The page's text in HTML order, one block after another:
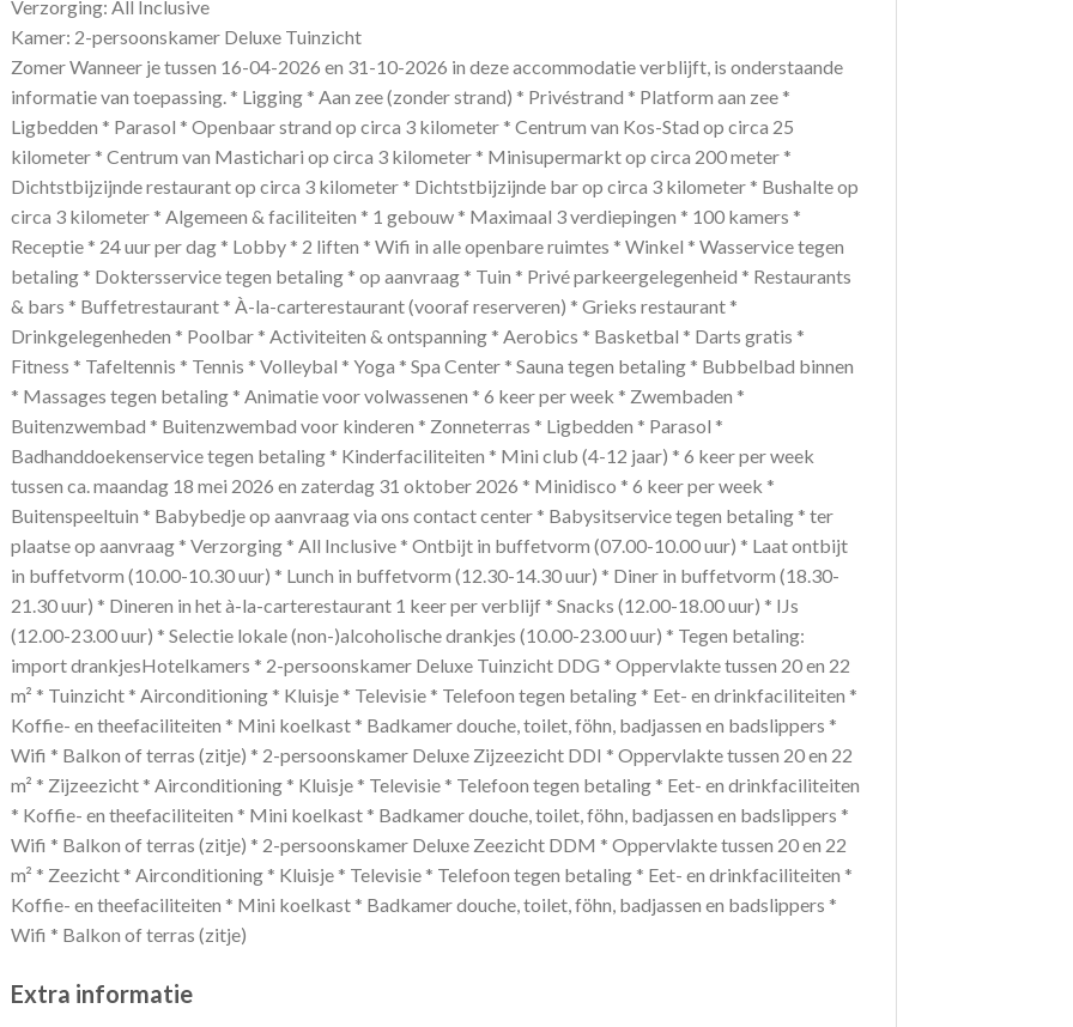
Verzorging: All Inclusive
Kamer: 2-persoonskamer Deluxe Tuinzicht
Zomer Wanneer je tussen 16-04-2026 en 31-10-2026 in deze accommodatie verblijft, is onderstaande
informatie van toepassing. * Ligging * Aan zee (zonder strand) * Privéstrand * Platform aan zee *
Ligbedden * Parasol * Openbaar strand op circa 3 kilometer * Centrum van Kos-Stad op circa 25
kilometer * Centrum van Mastichari op circa 3 kilometer * Minisupermarkt op circa 200 meter *
Dichtstbijzijnde restaurant op circa 3 kilometer * Dichtstbijzijnde bar op circa 3 kilometer * Bushalte op
circa 3 kilometer * Algemeen & faciliteiten * 1 gebouw * Maximaal 3 verdiepingen * 100 kamers *
Receptie * 24 uur per dag * Lobby * 2 liften * Wifi in alle openbare ruimtes * Winkel * Wasservice tegen
betaling * Doktersservice tegen betaling * op aanvraag * Tuin * Privé parkeergelegenheid * Restaurants
& bars * Buffetrestaurant * À-la-carterestaurant (vooraf reserveren) * Grieks restaurant *
Drinkgelegenheden * Poolbar * Activiteiten & ontspanning * Aerobics * Basketbal * Darts gratis *
Fitness * Tafeltennis * Tennis * Volleybal * Yoga * Spa Center * Sauna tegen betaling * Bubbelbad binnen
* Massages tegen betaling * Animatie voor volwassenen * 6 keer per week * Zwembaden *
Buitenzwembad * Buitenzwembad voor kinderen * Zonneterras * Ligbedden * Parasol *
Badhanddoekenservice tegen betaling * Kinderfaciliteiten * Mini club (4-12 jaar) * 6 keer per week
tussen ca. maandag 18 mei 2026 en zaterdag 31 oktober 2026 * Minidisco * 6 keer per week *
Buitenspeeltuin * Babybedje op aanvraag via ons contact center * Babysitservice tegen betaling * ter
plaatse op aanvraag * Verzorging * All Inclusive * Ontbijt in buffetvorm (07.00-10.00 uur) * Laat ontbijt
in buffetvorm (10.00-10.30 uur) * Lunch in buffetvorm (12.30-14.30 uur) * Diner in buffetvorm (18.30-
21.30 uur) * Dineren in het à-la-carterestaurant 1 keer per verblijf * Snacks (12.00-18.00 uur) * IJs
(12.00-23.00 uur) * Selectie lokale (non-)alcoholische drankjes (10.00-23.00 uur) * Tegen betaling:
import drankjesHotelkamers * 2-persoonskamer Deluxe Tuinzicht DDG * Oppervlakte tussen 20 en 22
m² * Tuinzicht * Airconditioning * Kluisje * Televisie * Telefoon tegen betaling * Eet- en drinkfaciliteiten *
Koffie- en theefaciliteiten * Mini koelkast * Badkamer douche, toilet, föhn, badjassen en badslippers *
Wifi * Balkon of terras (zitje) * 2-persoonskamer Deluxe Zijzeezicht DDI * Oppervlakte tussen 20 en 22
m² * Zijzeezicht * Airconditioning * Kluisje * Televisie * Telefoon tegen betaling * Eet- en drinkfaciliteiten
* Koffie- en theefaciliteiten * Mini koelkast * Badkamer douche, toilet, föhn, badjassen en badslippers *
Wifi * Balkon of terras (zitje) * 2-persoonskamer Deluxe Zeezicht DDM * Oppervlakte tussen 20 en 22
m² * Zeezicht * Airconditioning * Kluisje * Televisie * Telefoon tegen betaling * Eet- en drinkfaciliteiten *
Koffie- en theefaciliteiten * Mini koelkast * Badkamer douche, toilet, föhn, badjassen en badslippers *
Wifi * Balkon of terras (zitje)
Extra informatie